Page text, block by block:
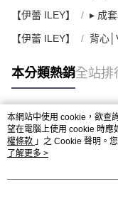
【伊蕾 ILEY】 ▸ 成
【伊蕾 ILEY】 背心
本分類熱銷全站排
熱門標籤
本網站中使用 cookie，欲查
望在電腦上使用 cookie 時應
權條款 」之 Cookie 聲明。
用條款之 Cookie 聲明使用
了解更多 >